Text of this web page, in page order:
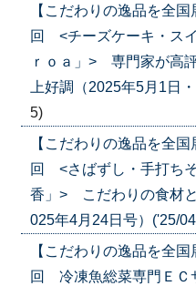
【こだわりの逸品を全
回 <チーズケーキ・ス
ｒｏａ」> 専門家が高
上好調（2025年5月1日
5)
【こだわりの逸品を全
回 <さばずし・手打ち
香」> こだわりの食材
025年4月24日号）('25/
【こだわりの逸品を全
回 冷凍魚総菜専門ＥＣ